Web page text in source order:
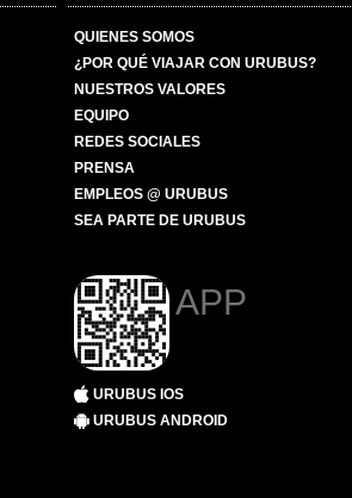
QUIENES SOMOS
¿POR QUÉ VIAJAR CON URUBUS?
NUESTROS VALORES
EQUIPO
REDES SOCIALES
PRENSA
EMPLEOS @ URUBUS
SEA PARTE DE URUBUS
APP
URUBUS IOS
URUBUS ANDROID